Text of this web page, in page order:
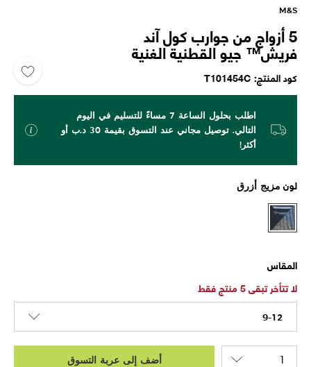
M&S
5 أزواج من جوارب كول آند
فريش™ جيو القطنية الغنية
كود المنتج T101454C
اطلب بحلول الساعة 7 مساءً للتسليم في اليوم
التالي. توصيل مجاني عند التسوق بقيمة 30 د.ب أو
أكثر!
لون مزيج أزرق
المقاس
لا تتأخر تبقى 5 منتج فقط
9-12
أضف إلى عربة التسوق